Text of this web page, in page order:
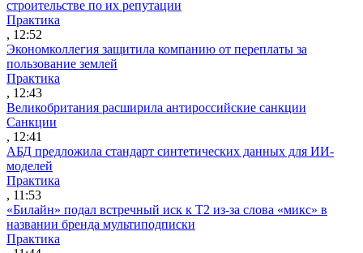
строительстве по их репутации
Практика
, 12:52
Экономколлегия защитила компанию от переплаты за
пользование землей
Практика
, 12:43
Великобритания расширила антироссийские санкции
Санкции
, 12:41
АБД предложила стандарт синтетических данных для ИИ-
моделей
Практика
, 11:53
«Билайн» подал встречный иск к Т2 из-за слова «микс» в
названии бренда мультиподписки
Практика